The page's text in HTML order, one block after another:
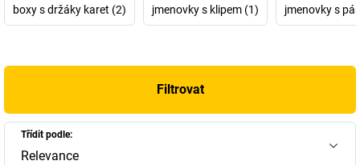
boxy s držáky karet (2) jmenovky s klipem (1) jmenovky s
Filtrovat
Třídit podle:
Relevance